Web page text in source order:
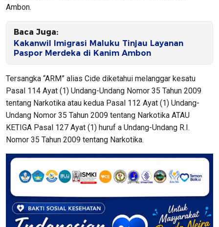
Ambon.
Baca Juga:
Kakanwil Imigrasi Maluku Tinjau Layanan
Paspor Merdeka di Kanim Ambon
Tersangka “ARM” alias Cide diketahui melanggar kesatu
Pasal 114 Ayat (1) Undang-Undang Nomor 35 Tahun 2009
tentang Narkotika atau kedua Pasal 112 Ayat (1) Undang-
Undang Nomor 35 Tahun 2009 tentang Narkotika ATAU
KETIGA Pasal 127 Ayat (1) huruf a Undang-Undang R.I.
Nomor 35 Tahun 2009 tentang Narkotika.